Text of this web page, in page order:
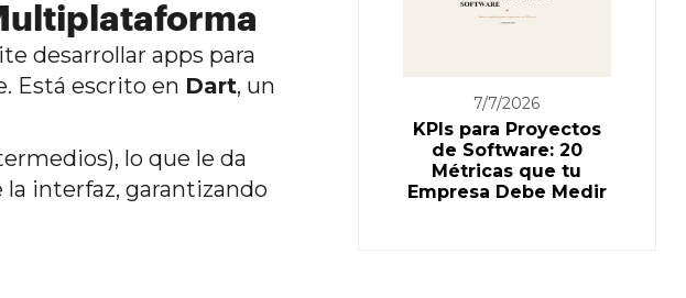
desarrollar apps para
Está escrito en Dart, un
lo que le da
interfaz, garantizando
7/7/2026
KPIs para Proyectos
de Software: 20
Métricas que tu
Empresa Debe Medir